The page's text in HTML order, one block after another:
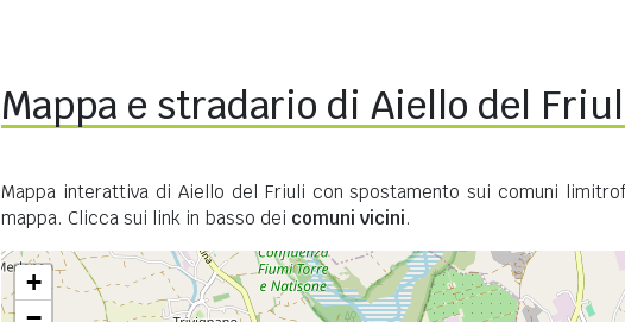
Mappa e stradario di Aiello del
Mappa interattiva di Aiello del Friuli con spostamento sui comuni
mappa. Clicca sui link in basso dei comuni vicini.
+